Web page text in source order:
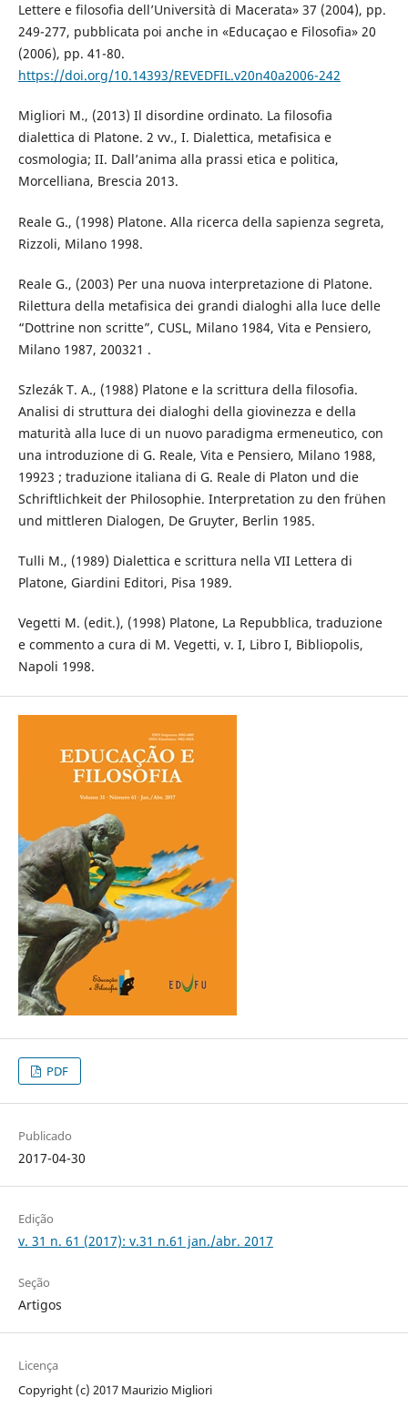
Lettere e filosofia dell’Università di Macerata» 37 (2004), pp.
249-277, pubblicata poi anche in «Educaçao e Filosofia» 20
(2006), pp. 41-80.
https://doi.org/10.14393/REVEDFIL.v20n40a2006-242
Migliori M., (2013) Il disordine ordinato. La filosofia
dialettica di Platone. 2 vv., I. Dialettica, metafisica e
cosmologia; II. Dall’anima alla prassi etica e politica,
Morcelliana, Brescia 2013.
Reale G., (1998) Platone. Alla ricerca della sapienza segreta,
Rizzoli, Milano 1998.
Reale G., (2003) Per una nuova interpretazione di Platone.
Rilettura della metafisica dei grandi dialoghi alla luce delle
“Dottrine non scritte”, CUSL, Milano 1984, Vita e Pensiero,
Milano 1987, 200321 .
Szlezák T. A., (1988) Platone e la scrittura della filosofia.
Analisi di struttura dei dialoghi della giovinezza e della
maturità alla luce di un nuovo paradigma ermeneutico, con
una introduzione di G. Reale, Vita e Pensiero, Milano 1988,
19923 ; traduzione italiana di G. Reale di Platon und die
Schriftlichkeit der Philosophie. Interpretation zu den frühen
und mittleren Dialogen, De Gruyter, Berlin 1985.
Tulli M., (1989) Dialettica e scrittura nella VII Lettera di
Platone, Giardini Editori, Pisa 1989.
Vegetti M. (edit.), (1998) Platone, La Repubblica, traduzione
e commento a cura di M. Vegetti, v. I, Libro I, Bibliopolis,
Napoli 1998.
PDF
Publicado
2017-04-30
Edição
v. 31 n. 61 (2017): v.31 n.61 jan./abr. 2017
Seção
Artigos
Licença
Copyright (c) 2017 Maurizio Migliori